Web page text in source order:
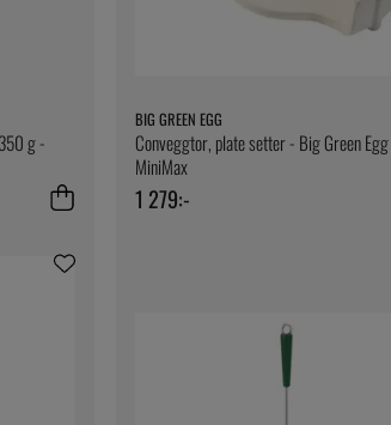
g -
BIG GREEN EGG
Conveggtor, plate setter - Big Green
MiniMax
1 279:-